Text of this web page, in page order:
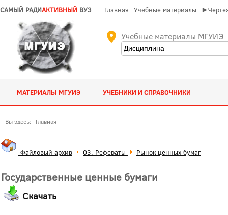
САМЫЙ РАДИАКТИВНЫЙ ВУЗ Главная Учебные материалы
Учебные материалы МГУИЭ
МАТЕРИАЛЫ МГУИЭ УЧЕБНИКИ И СПРАВОЧНИКИ
Вы здесь: Главная
Файловый архив 03. Рефераты Рынок ценных бумаг
Государственные ценные бумаги
Скачать